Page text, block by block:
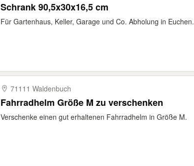
Schrank 90,5x30x16,5 cm
Für Gartenhaus, Keller, Garage und Co. Abholung in Euchen.
71111 Waldenbuch
Fahrradhelm Größe M zu verschenken
Verschenke einen gut erhaltenen Fahrradhelm in Größe M.